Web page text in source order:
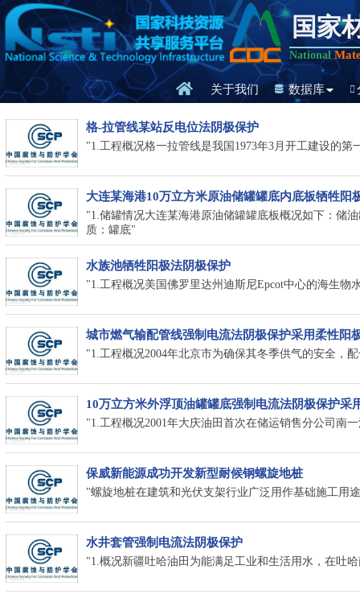
国家
National
关于我们 数据库
格-拉管线某站反电位法阴极保护
"1.工程概况格一拉管线是我国1973年3月开工建设的
大连某海港10万立方米原油储罐罐底内底板牺牲阳
"1.储罐情况大连某海港原油储罐罐底板概况如下：储
质：罐底"
水族池牺牲阳极法阴极保护
"1.工程概况美国佛罗里达州迪斯尼Epcot中心的海生物
城市燃气输配管线强制电流法阴极保护采用柔性阳
"1.工程概况2004年北京市为确保其冬季供气的安全，
10万立方米外浮顶油罐罐底强制电流法阴极保护采
"1.工程概况2001年大庆油田首次在储运销售分公司南
保威新能源成功开发新型耐候钢螺旋地桩
"螺旋地桩在建筑和光伏支架行业广泛用作基础施工用
水井套管强制电流法阴极保护
"1.概况新疆吐哈油田为能满足工业和生活用水，在吐